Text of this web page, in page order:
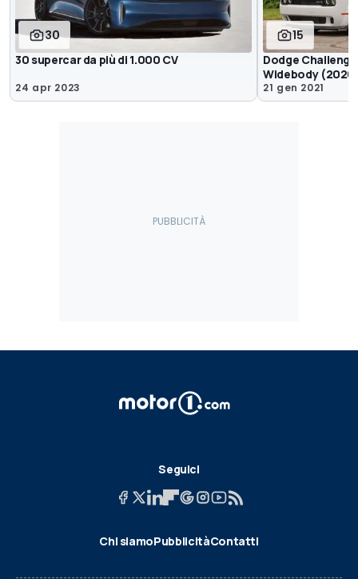
30
30 supercar da più di 1.000 CV
24 apr 2023
15
Dodge
Widebody
21 gen 2021
Seguici
Chi siamoPubblicitàContatti